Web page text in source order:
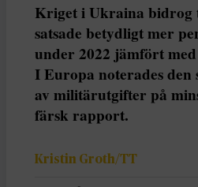
Kriget i Ukraina bidrog
satsade betydligt mer
under 2022 jämfört
I Europa noterades den
av militärutgifter på
färsk rapport.
Kristin Groth/TT